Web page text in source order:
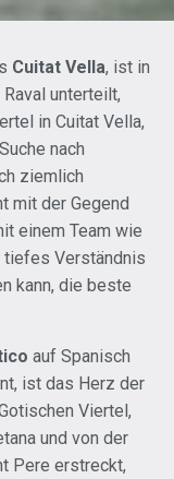
Cuitat Vella, ist in
unterteilt,
in Cuitat Vella,
nach
ziemlich
mit der Gegend
einem Team wie
tiefes Verständnis
kann, die beste
auf Spanisch
ist das Herz der
Viertel,
und von der
Pere erstreckt,